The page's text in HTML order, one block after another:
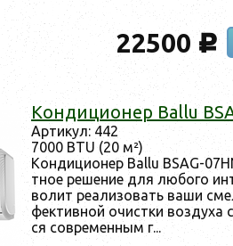
22500 c
Кон­ди­ци­онер Ballu
Ар­ти­кул: 442
7000 BTU (20 м²)
Кон­ди­ци­онер Ballu BSAG-
тное ре­шение для лю­бого
во­лит ре­али­зовать ва­ши
фектив­ной очис­тки воз­ду­ха
ся сов­ре­мен­ным г...